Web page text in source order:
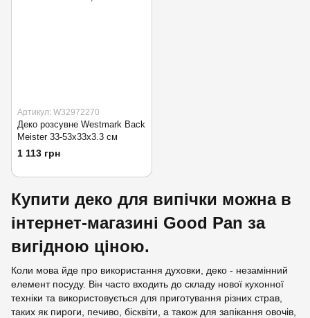
Артикул: W32972270
Деко розсувне Westmark Back
Meister 33-53x33x3.3 см
1 113 грн
Купити деко для випічки можна в
інтернет-магазині Good Pan за
вигідною ціною.
Коли мова йде про використання духовки, деко - незамінний
елемент посуду. Він часто входить до складу нової кухонної
техніки та використовується для приготування різних страв,
таких як пироги, печиво, бісквіти, а також для запікання овочів,